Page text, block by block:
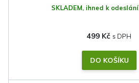
SKLADEM, ihned k odeslání
499 Kč
DO KOŠÍKU